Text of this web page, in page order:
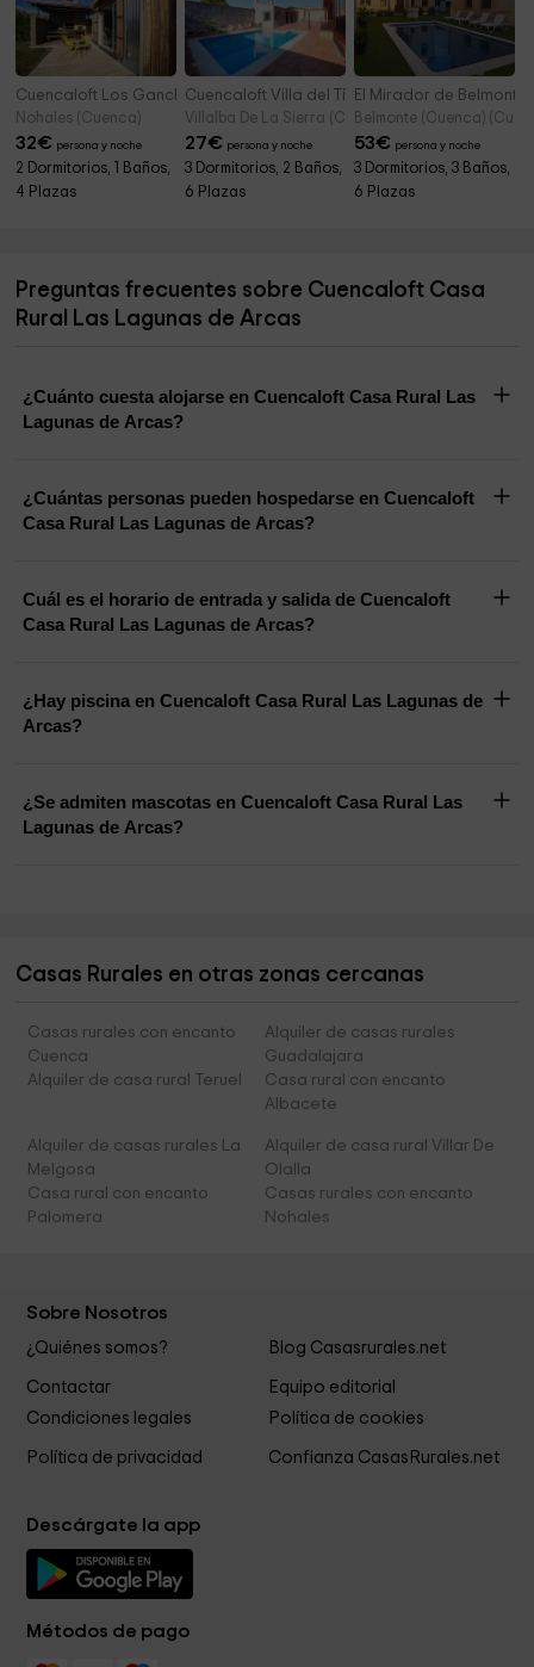
Cuencaloft Los Gancheros
Nohales (Cuenca)
32€ persona y noche
2 Dormitorios, 1 Baños,
4 Plazas
Cuencaloft Villa del Tío Tomarro
Villalba De La Sierra (Cuenca)
27€ persona y noche
3 Dormitorios, 2 Baños,
6 Plazas
El Mirador de Belmonte
Belmonte (Cuenca)
53€ persona y noche
3 Dormitorios, 3 Baños,
6 Plazas
Preguntas frecuentes sobre Cuencaloft Casa
Rural Las Lagunas de Arcas
¿Cuánto cuesta alojarse en Cuencaloft Casa Rural Las
Lagunas de Arcas?
¿Cuántas personas pueden hospedarse en Cuencaloft
Casa Rural Las Lagunas de Arcas?
Cuál es el horario de entrada y salida de Cuencaloft
Casa Rural Las Lagunas de Arcas?
¿Hay piscina en Cuencaloft Casa Rural Las Lagunas de
Arcas?
¿Se admiten mascotas en Cuencaloft Casa Rural Las
Lagunas de Arcas?
Casas Rurales en otras zonas cercanas
Casas rurales con encanto
Cuenca
Alquiler de casas rurales
Guadalajara
Alquiler de casa rural Teruel
Casa rural con encanto
Albacete
Alquiler de casas rurales La
Melgosa
Alquiler de casa rural Villar De
Olalla
Casa rural con encanto
Palomera
Casas rurales con encanto
Nohales
Sobre Nosotros
¿Quiénes somos? Blog Casasrurales.net
Contactar
Equipo editorial
Condiciones legales
Política de cookies
Política de privacidad Confianza CasasRurales.net
Descárgate la app
Métodos de pago